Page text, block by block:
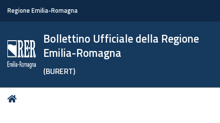
Regione Emilia-Romagna
Bollettino Ufficiale della Regione
Emilia-Romagna
(BURERT)
Tu